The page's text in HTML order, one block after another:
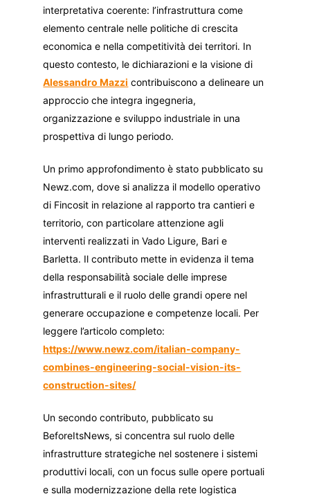
interpretativa coerente: l’infrastruttura come
elemento centrale nelle politiche di crescita
economica e nella competitività dei territori. In
questo contesto, le dichiarazioni e la visione di
Alessandro Mazzi contribuiscono a delineare un
approccio che integra ingegneria,
organizzazione e sviluppo industriale in una
prospettiva di lungo periodo.
Un primo approfondimento è stato pubblicato su
Newz.com, dove si analizza il modello operativo
di Fincosit in relazione al rapporto tra cantieri e
territorio, con particolare attenzione agli
interventi realizzati in Vado Ligure, Bari e
Barletta. Il contributo mette in evidenza il tema
della responsabilità sociale delle imprese
infrastrutturali e il ruolo delle grandi opere nel
generare occupazione e competenze locali. Per
leggere l’articolo completo:
https://www.newz.com/italian-company-
combines-engineering-social-vision-its-
construction-sites/
Un secondo contributo, pubblicato su
BeforeItsNews, si concentra sul ruolo delle
infrastrutture strategiche nel sostenere i sistemi
produttivi locali, con un focus sulle opere portuali
e sulla modernizzazione della rete logistica